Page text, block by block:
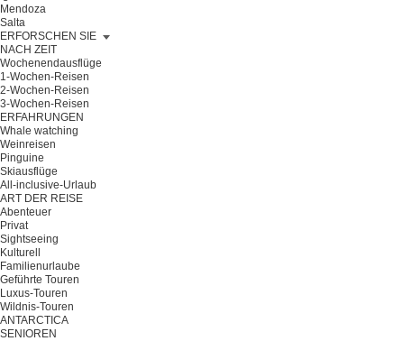
Mendoza
Salta
ERFORSCHEN SIE
NACH ZEIT
Wochenendausflüge
1-Wochen-Reisen
2-Wochen-Reisen
3-Wochen-Reisen
ERFAHRUNGEN
Whale watching
Weinreisen
Pinguine
Skiausflüge
All-inclusive-Urlaub
ART DER REISE
Abenteuer
Privat
Sightseeing
Kulturell
Familienurlaube
Geführte Touren
Luxus-Touren
Wildnis-Touren
ANTARCTICA
SENIOREN